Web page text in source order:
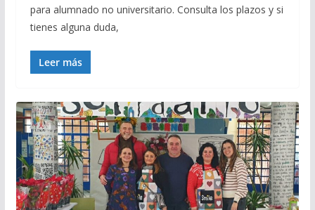
para alumnado no universitario. Consulta los plazos y si
tienes alguna duda,
Leer más